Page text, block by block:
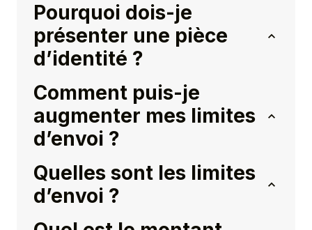
Pourquoi dois-je
présenter une pièce
d’identité ?
Comment puis-je
augmenter mes limites
d’envoi ?
Quelles sont les limites
d’envoi ?